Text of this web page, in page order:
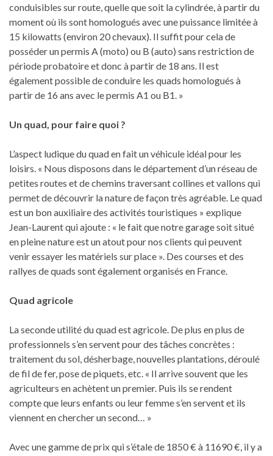
conduisibles sur route, quelle que soit la cylindrée, à partir du
moment où ils sont homologués avec une puissance limitée à
15 kilowatts (environ 20 chevaux). Il suffit pour cela de
posséder un permis A (moto) ou B (auto) sans restriction de
période probatoire et donc à partir de 18 ans. Il est
également possible de conduire les quads homologués à
partir de 16 ans avec le permis A1 ou B1. »
Un quad, pour faire quoi ?
L’aspect ludique du quad en fait un véhicule idéal pour les
loisirs. « Nous disposons dans le département d’un réseau de
petites routes et de chemins traversant collines et vallons qui
permet de découvrir la nature de façon très agréable. Le quad
est un bon auxiliaire des activités touristiques » explique
Jean-Laurent qui ajoute : « le fait que notre garage soit situé
en pleine nature est un atout pour nos clients qui peuvent
venir essayer les matériels sur place ». Des courses et des
rallyes de quads sont également organisés en France.
Quad agricole
La seconde utilité du quad est agricole. De plus en plus de
professionnels s’en servent pour des tâches concrètes :
traitement du sol, désherbage, nouvelles plantations, déroulé
de fil de fer, pose de piquets, etc. « Il arrive souvent que les
agriculteurs en achètent un premier. Puis ils se rendent
compte que leurs enfants ou leur femme s’en servent et ils
viennent en chercher un second… »
Avec une gamme de prix qui s’étale de 1850 € à 11690 €, il y a